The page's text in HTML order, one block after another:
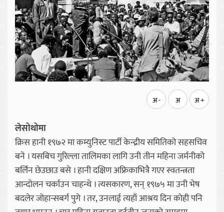
अ - अ अ +
लेसोथोमा
क्रिस हानी १९७२ मा कम्युनिस्ट पार्टी केन्द्रीय समितिको सहसचिव
बने । यसबिच गुरिल्ला तालिमका लागि उनी तीन महिना जर्मनीको
बर्लिन छेउछाउ बसे । हानी दक्षिण अफ्रिकाभित्रै गएर स्वतन्त्रता
आन्दोलन चर्काउन चाहन्थे । त्यसकारण, सन् १९७५ मा उनी भेष
बदलेर जोहान्सबर्ग पुगे । तर, उनलाई त्यहाँ आश्रय दिन कोही पनि